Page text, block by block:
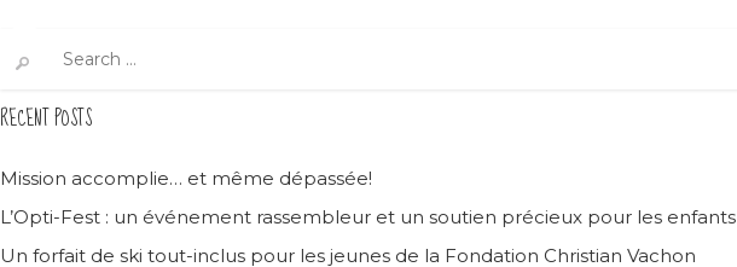
for:
RECENT POSTS
Mission accomplie… et même dépassée!
L’Opti-Fest : un événement rassembleur et un soutien précieux pour les enfants
Un forfait de ski tout-inclus pour les jeunes de la Fondation Christian Vachon